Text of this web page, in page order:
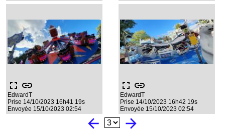
fullscreen link
EdwardT
Prise 14/10/2023 16h41 19s
Envoyée 15/10/2023 02:54
fullscreen link
EdwardT
Prise 14/10/2023 16h42 19s
Envoyée 15/10/2023 02:54
arrow_back arrow_forward